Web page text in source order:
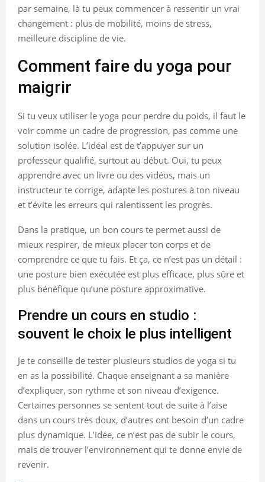
par semaine, là tu peux commencer à ressentir un vrai
changement : plus de mobilité, moins de stress,
meilleure discipline de vie.
Comment faire du yoga pour
maigrir
Si tu veux utiliser le yoga pour perdre du poids, il faut le
voir comme un cadre de progression, pas comme une
solution isolée. L’idéal est de t’appuyer sur un
professeur qualifié, surtout au début. Oui, tu peux
apprendre avec un livre ou des vidéos, mais un
instructeur te corrige, adapte les postures à ton niveau
et t’évite les erreurs qui ralentissent les progrès.
Dans la pratique, un bon cours te permet aussi de
mieux respirer, de mieux placer ton corps et de
comprendre ce que tu fais. Et ça, ce n’est pas un détail :
une posture bien exécutée est plus efficace, plus sûre et
plus bénéfique qu’une posture approximative.
Prendre un cours en studio :
souvent le choix le plus intelligent
Je te conseille de tester plusieurs studios de yoga si tu
en as la possibilité. Chaque enseignant a sa manière
d’expliquer, son rythme et son niveau d’exigence.
Certaines personnes se sentent tout de suite à l’aise
dans un cours très doux, d’autres ont besoin d’un cadre
plus dynamique. L’idée, ce n’est pas de subir le cours,
mais de trouver l’environnement qui te donne envie de
revenir.